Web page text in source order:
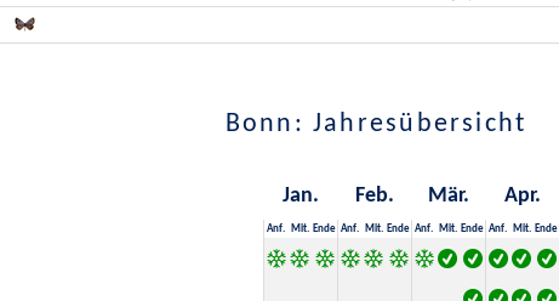
Bonn: Jahresübersicht
Jan. Feb. Mär. Apr.
Anf. Mit. Ende Anf. Mit. Ende Anf. Mit. Ende Anf. Mit. Ende